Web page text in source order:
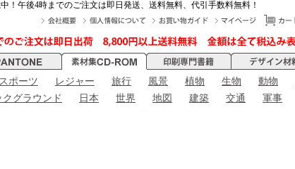
！午後4時までのご注文は即日発送、送料無料、代引手数料無料！
スポーツ レジャー 旅行 風景 植物 生物 動物
クグラウンド 日本 世界 地図 建築 交通 軍事